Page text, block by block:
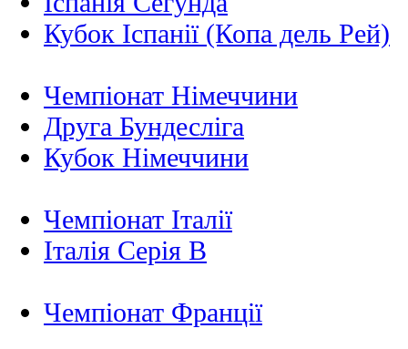
Кубок Іспанії (Копа дель Рей)
Чемпіонат Німеччини
Друга Бундесліга
Кубок Німеччини
Чемпіонат Італії
Італія Серія B
Чемпіонат Франції